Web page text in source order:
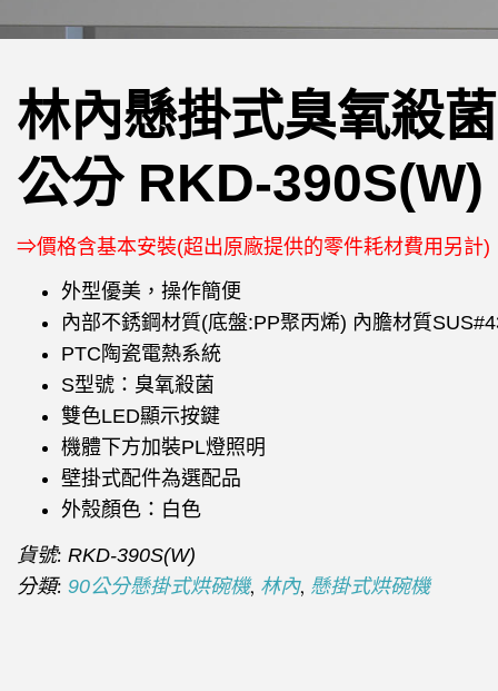
林內懸掛式臭氧殺
公分 RKD-390S(W)
⇒價格含基本安裝(超出原廠提供的零件耗材費用另計)
外型優美，操作簡便
內部不銹鋼材質(底盤:PP聚丙烯) 內膽材質
PTC陶瓷電熱系統
S型號：臭氧殺菌
雙色LED顯示按鍵
機體下方加裝PL燈照明
壁掛式配件為選配品
外殼顏色：白色
貨號: RKD-390S(W)
分類: 90公分懸掛式烘碗機, 林內, 懸掛式烘碗機